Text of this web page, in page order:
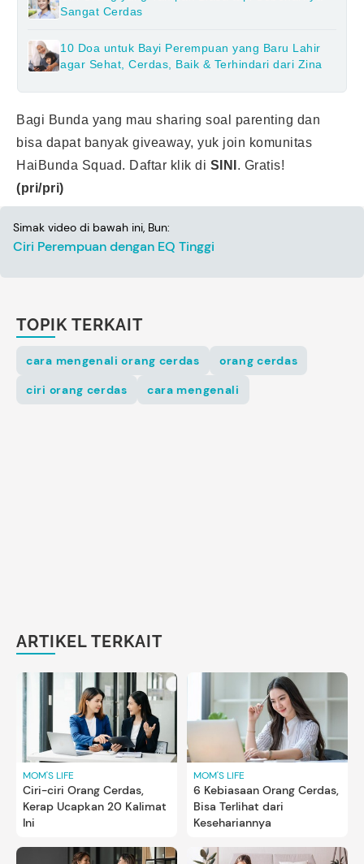
Sangat Cerdas
10 Doa untuk Bayi Perempuan yang Baru Lahir
agar Sehat, Cerdas, Baik & Terhindari dari Zina
Bagi Bunda yang mau sharing soal parenting dan
bisa dapat banyak giveaway, yuk join komunitas
HaiBunda Squad. Daftar klik di SINI . Gratis!
(pri/pri)
Simak video di bawah ini, Bun:
Ciri Perempuan dengan EQ Tinggi
TOPIK TERKAIT
cara mengenali orang cerdas
orang cerdas
ciri orang cerdas
cara mengenali
ARTIKEL TERKAIT
MOM'S LIFE
Ciri-ciri Orang Cerdas,
Kerap Ucapkan 20 Kalimat
Ini
MOM'S LIFE
6 Kebiasaan Orang Cerdas,
Bisa Terlihat dari
Kesehariannya